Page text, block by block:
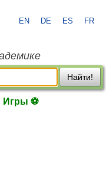
EN DE ES FR
Найти!
Игры ⚽